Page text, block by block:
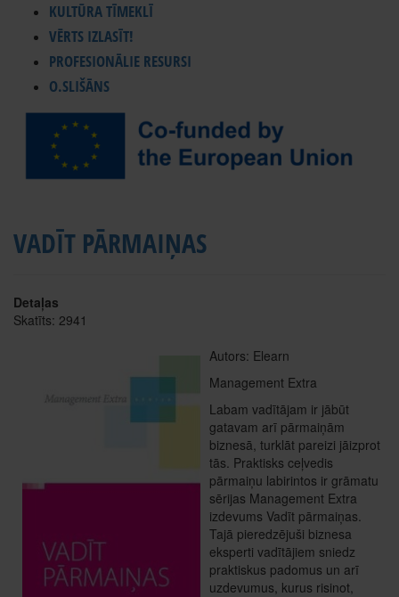
KULTŪRA TĪMEKLĪ
VĒRTS IZLASĪT!
PROFESIONĀLIE RESURSI
O.SLIŠĀNS
VADĪT PĀRMAIŅAS
Detaļas
Skatīts: 2941
Autors: Elearn
Management Extra
Labam vadītājam ir jābūt
gatavam arī pārmaiņām
biznesā, turklāt pareizi jāizprot
tās. Praktisks ceļvedis
pārmaiņu labirintos ir grāmatu
sērijas Management Extra
izdevums Vadīt pārmaiņas.
Tajā pieredzējuši biznesa
eksperti vadītājiem sniedz
praktiskus padomus un arī
uzdevumus, kurus risinot,